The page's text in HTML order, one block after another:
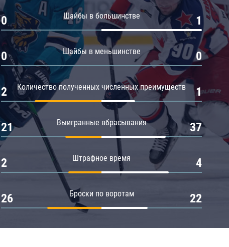
Амур
Барыс
Салават Юлаев
Шайбы в большинстве
0 1
Шайбы в меньшинстве
0 0
Количество полученных численных преимуществ
2 1
Выигранные вбрасывания
21 37
Штрафное время
2 4
Броски по воротам
26 22